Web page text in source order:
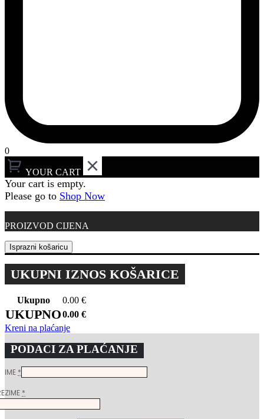
0
YOUR CART
Your cart is empty.
Please go to Shop Now
PROIZVOD CIJENA
Isprazni košaricu
UKUPNI IZNOS KOŠARICE
Ukupno 0.00 €
UKUPNO0.00 €
Kreni na plaćanje
PODACI ZA PLAĆANJE
IME *
*